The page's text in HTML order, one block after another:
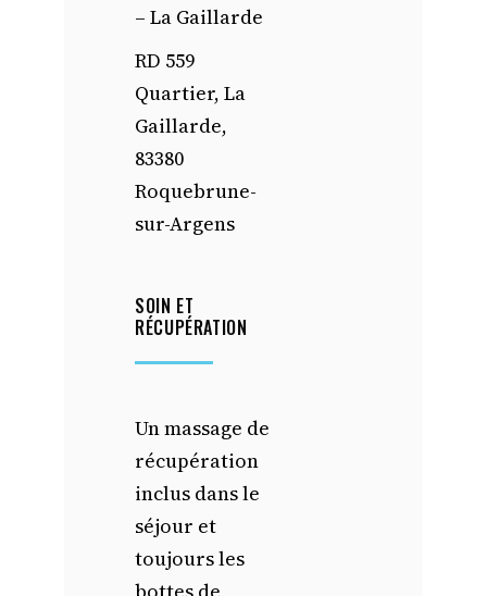
– La Gaillarde
RD 559
Quartier, La
Gaillarde,
83380
Roquebrune-
sur-Argens
SOIN ET
RÉCUPÉRATION
Un massage de
récupération
inclus dans le
séjour et
toujours les